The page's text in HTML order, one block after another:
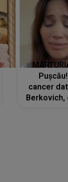
cancer
Berkovich,